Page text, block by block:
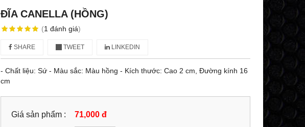
ĐĨA CANELLA (HỒNG)
(1 đánh giá)
SHARE TWEET LINKEDIN
- Chất liệu: Sứ - Màu sắc: Màu hồng - Kích thước: Cao 2 cm, Đường kính 16
cm
Giá sản phẩm : 71,000 đ